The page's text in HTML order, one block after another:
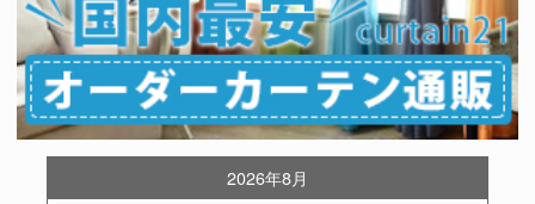
2026年8月